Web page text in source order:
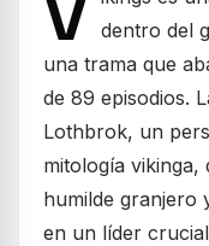
dentro del
una trama que
de 89 episodios.
Lothbrok, un
mitología vikinga,
humilde granjero
en un líder